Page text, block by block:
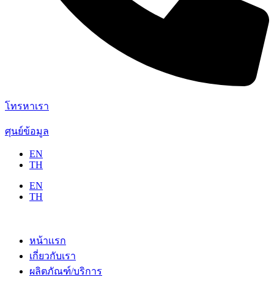
โทรหาเรา
ศุนย์ข้อมูล
EN
TH
EN
TH
หน้าเเรก
เกี่ยวกับเรา
ผลิตภัณฑ์/บริการ